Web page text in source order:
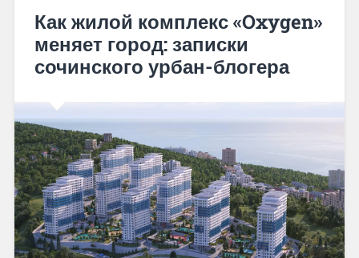
Как жилой комплекс «Oxygen»
меняет город: записки
сочинского урбан-блогера